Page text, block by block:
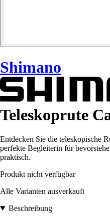
Shimano
Teleskoprute
Entdecken Sie die teleskopische
perfekte Begleiterin für
praktisch.
Produkt nicht verfügbar
Alle Varianten ausverkauft
Beschreibung